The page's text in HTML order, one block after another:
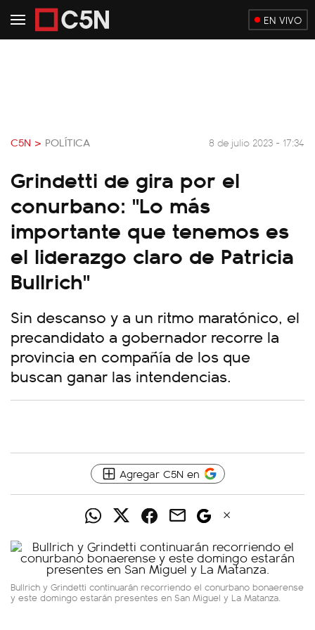
EN VIVO
C5N > POLÍTICA 8 de julio 2023 - 17:34
Grindetti de gira por el
conurbano: "Lo más
importante que tenemos es
el liderazgo claro de Patricia
Bullrich"
Sin descanso y a un ritmo maratónico, el
precandidato a gobernador recorre la
provincia en compañía de los que
buscan ganar las intendencias.
Agregar C5N en
Bullrich y Grindetti continuarán recorriendo el conurbano bonaerense
y este domingo estarán presentes en San Miguel y La Matanza.